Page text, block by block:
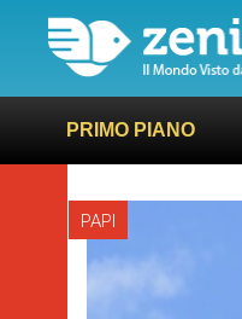
PRIMO PIANO
sano e giusto
PAPI